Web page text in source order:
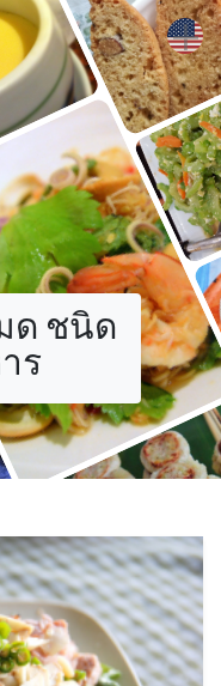
ด ชนิด
ร
+